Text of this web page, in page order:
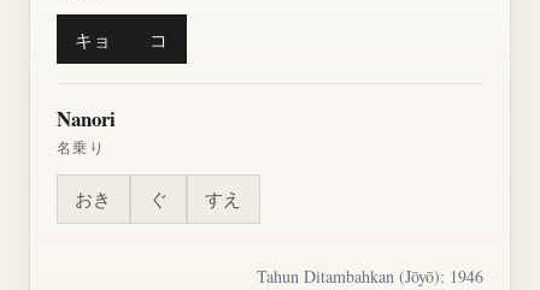
キョ コ
Nanori
名乗り
おき ぐ すえ
Tahun Ditambahkan (Jōyō): 1946